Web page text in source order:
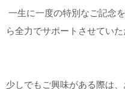
一生に一度の特別なご記念
ら全力でサポートさせていた
少しでもご興味がある際は